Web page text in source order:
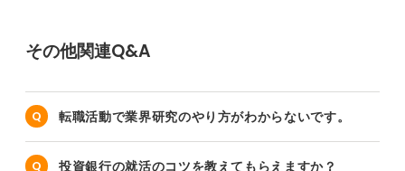
その他関連Q&A
転職活動で業界研究のやり方がわからないです。
投資銀行の就活のコツを教えてもらえますか？